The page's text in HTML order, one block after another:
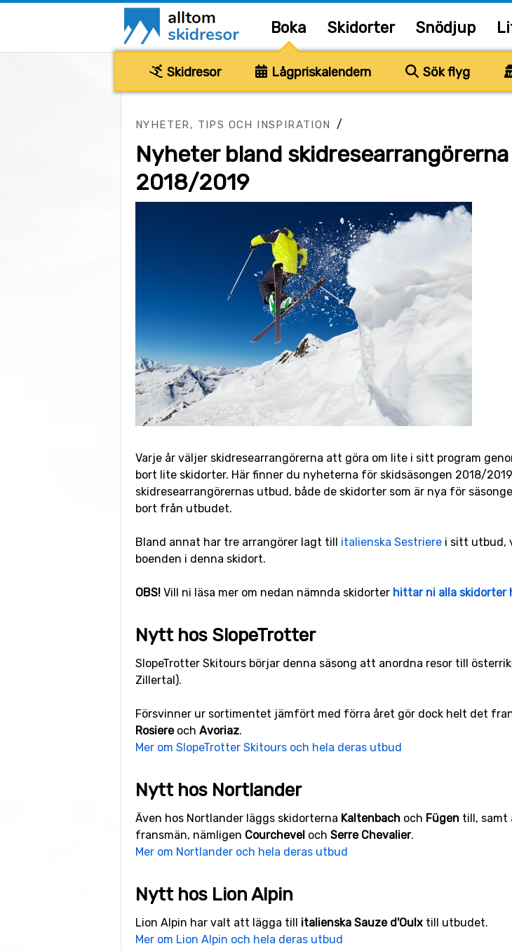
Boka Skidorter Snödjup
Skidresor Lågpriskalendern Sök flyg
NYHETER, TIPS OCH INSPIRATION /
Nyheter bland skidresearrangörerna
2018/2019
Varje år väljer skidresearrangörerna att göra om lite i sitt program
bort lite skidorter. Här finner du nyheterna för skidsäsongen 2018/
skidresearrangörernas utbud, både de skidorter som är nya för
bort från utbudet.
Bland annat har tre arrangörer lagt till italienska Sestriere i sitt utbud,
boenden i denna skidort.
OBS! Vill ni läsa mer om nedan nämnda skidorter hittar ni alla skidorter
Nytt hos SlopeTrotter
SlopeTrotter Skitours börjar denna säsong att anordna resor till
Zillertal).
Försvinner ur sortimentet jämfört med förra året gör dock helt det
Rosiereoch Avoriaz.
Mer om SlopeTrotter Skitours och hela deras utbud
Nytt hos Nortlander
Även hos Nortlander läggs skidorterna Kaltenbach och Fügen till, samt
fransmän, nämligen Courchevel och Serre Chevalier.
Mer om Nortlander och hela deras utbud
Nytt hos Lion Alpin
Lion Alpin har valt att lägga till italienska Sauze d'Oulx till utbudet.
Mer om Lion Alpin och hela deras utbud